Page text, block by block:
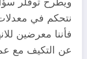
نتحكم في
فأننا معرضين
عن التكيف مع